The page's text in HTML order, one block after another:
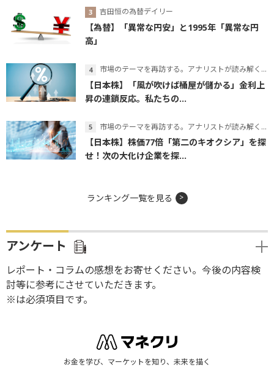
吉田恒の為替デイリー
【為替】「異常な円安」と1995年「異常な円
高」
市場のテーマを再訪する。アナリストが読み解くテーマの本質
【日本株】「風が吹けば桶屋が儲かる」金利上
昇の連鎖反応。私たちの...
市場のテーマを再訪する。アナリストが読み解くテーマの本質
【日本株】株価77倍「第二のキオクシア」を探
せ！次の大化け企業を探...
ランキング一覧を見る
アンケート
レポート・コラムの感想をお寄せください。今後の内容検
討等に参考にさせていただきます。
※は必須項目です。
お金を学び、マーケットを知り、未来を描く